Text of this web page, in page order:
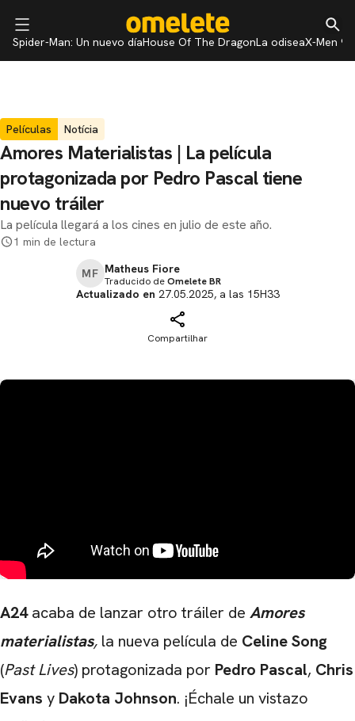
Spider-Man: Un nuevo díaHouse Of The DragonLa odiseaX-Men 97
Películas Notícia
Amores Materialistas | La película
protagonizada por Pedro Pascal tiene
nuevo tráiler
La película llegará a los cines en julio de este año.
1 min de lectura
MF Matheus Fiore
Traducido deOmelete BR
Actualizado en 27.05.2025, a las 15H33
Compartilhar
A24acaba de lanzar otro tráiler de Amores
materialistas, la nueva película de Celine Song
(Past Lives) protagonizada por Pedro Pascal, Chris
Evans y Dakota Johnson. ¡Échale un vistazo